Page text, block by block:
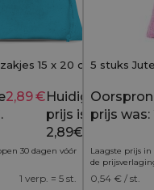
15 x 20 cm -
3,39 €
2,89€Huidige
prijs is:
2,89€.
30 dagen vóór
1 verp. = 5 st.
5 stuks
prijs was:
Laagste prijs
de
0,54 € / st.